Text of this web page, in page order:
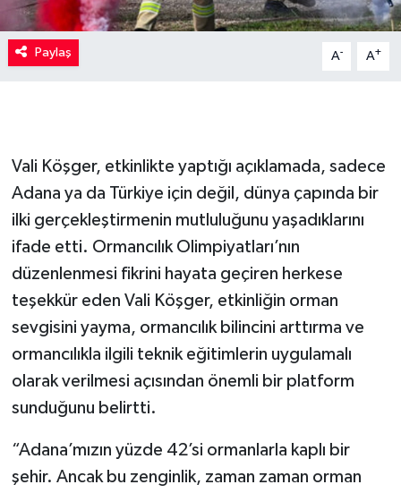
Paylaş A- A+
Vali Köşger, etkinlikte yaptığı açıklamada, sadece
Adana ya da Türkiye için değil, dünya çapında bir
ilki gerçekleştirmenin mutluluğunu yaşadıklarını
ifade etti. Ormancılık Olimpiyatları’nın
düzenlenmesi fikrini hayata geçiren herkese
teşekkür eden Vali Köşger, etkinliğin orman
sevgisini yayma, ormancılık bilincini arttırma ve
ormancılıkla ilgili teknik eğitimlerin uygulamalı
olarak verilmesi açısından önemli bir platform
sunduğunu belirtti.
“Adana’mızın yüzde 42’si ormanlarla kaplı bir
şehir. Ancak bu zenginlik, zaman zaman orman